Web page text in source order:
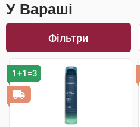
У Вараші
Фільтри
1+1=3